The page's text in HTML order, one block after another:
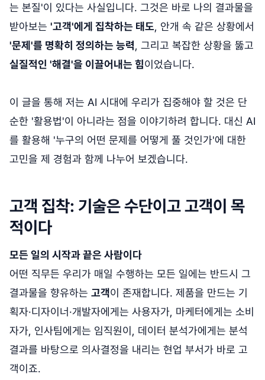
는 본질'이 있다는 사실입니다. 그것은 바로 나의 결과물을
받아보는 '고객'에게 집착하는 태도, 안개 속 같은 상황에서
'문제'를 명확히 정의하는 능력, 그리고 복잡한 상황을 뚫고
실질적인 '해결'을 이끌어내는 힘이었습니다.
이 글을 통해 저는 AI 시대에 우리가 집중해야 할 것은 단
순한 '활용법'이 아니라는 점을 이야기하려 합니다. 대신 AI
를 활용해 '누구의 어떤 문제를 어떻게 풀 것인가'에 대한
고민을 제 경험과 함께 나누어 보겠습니다.
고객 집착: 기술은 수단이고 고객이 목
적이다
모든 일의 시작과 끝은 사람이다
어떤 직무든 우리가 매일 수행하는 모든 일에는 반드시 그
결과물을 향유하는 고객이 존재합니다. 제품을 만드는 기
획자·디자이너·개발자에게는 사용자가, 마케터에게는 소비
자가, 인사팀에게는 임직원이, 데이터 분석가에게는 분석
결과를 바탕으로 의사결정을 내리는 현업 부서가 바로 고
객이죠.